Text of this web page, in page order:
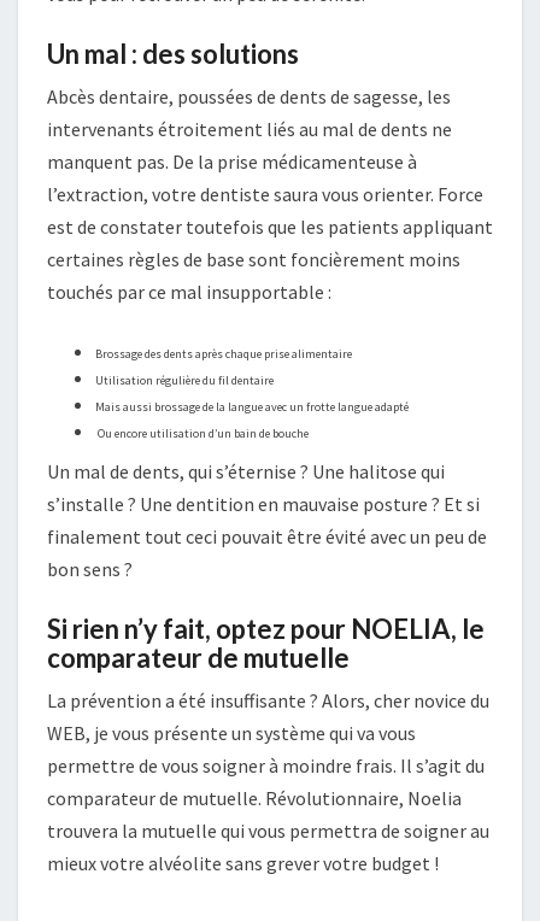
Un mal : des solutions
Abcès dentaire, poussées de dents de sagesse, les
intervenants étroitement liés au mal de dents ne
manquent pas. De la prise médicamenteuse à
l’extraction, votre dentiste saura vous orienter. Force
est de constater toutefois que les patients appliquant
certaines règles de base sont foncièrement moins
touchés par ce mal insupportable :
Brossage des dents après chaque prise alimentaire
Utilisation régulière du fil dentaire
Mais aussi brossage de la langue avec un frotte langue adapté
Ou encore utilisation d’un bain de bouche
Un mal de dents, qui s’éternise ? Une halitose qui
s’installe ? Une dentition en mauvaise posture ? Et si
finalement tout ceci pouvait être évité avec un peu de
bon sens ?
Si rien n’y fait, optez pour NOELIA, le
comparateur de mutuelle
La prévention a été insuffisante ? Alors, cher novice du
WEB, je vous présente un système qui va vous
permettre de vous soigner à moindre frais. Il s’agit du
comparateur de mutuelle. Révolutionnaire, Noelia
trouvera la mutuelle qui vous permettra de soigner au
mieux votre alvéolite sans grever votre budget !